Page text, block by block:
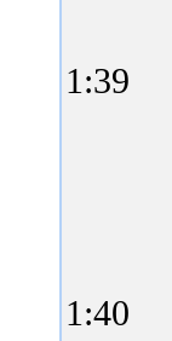
1:39
1:40